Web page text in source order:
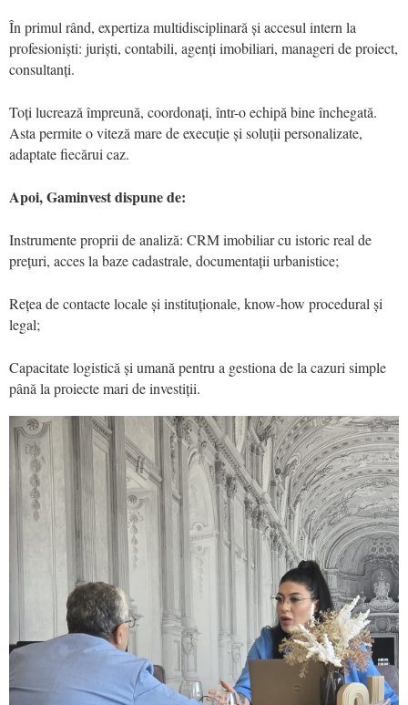
În primul rând, expertiza multidisciplinară și accesul intern la
profesioniști: juriști, contabili, agenți imobiliari, manageri de proiect,
consultanți.
Toți lucrează împreună, coordonați, într-o echipă bine închegată.
Asta permite o viteză mare de execuție și soluții personalizate,
adaptate fiecărui caz.
Apoi, Gaminvest dispune de:
Instrumente proprii de analiză: CRM imobiliar cu istoric real de
prețuri, acces la baze cadastrale, documentații urbanistice;
Rețea de contacte locale și instituționale, know-how procedural și
legal;
Capacitate logistică și umană pentru a gestiona de la cazuri simple
până la proiecte mari de investiții.